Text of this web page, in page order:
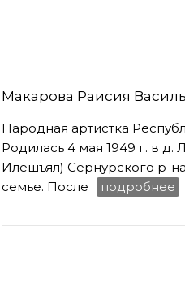
Макарова Раисия
Народная артистка
Родилась 4 мая 1949 г. в
Илешъял) Сернурского р-
семье. После
подробнее